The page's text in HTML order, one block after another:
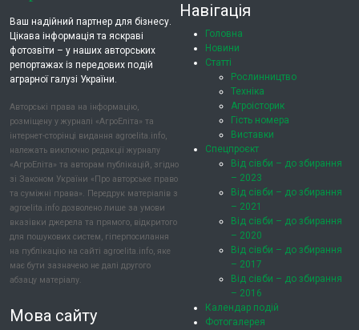
Ваш надійний партнер для бізнесу.
Цікава інформація та яскраві
фотозвіти – у наших авторських
репортажах із передових подій
аграрної галузі України.
Авторські права на інформацію,
розміщену у журналі «АгроЕліта» та
інтернет-сторінці видання agroelita.info,
належать виключно редакції журналу
«АгроЕліта» та авторам публікацій, згідно
зі Законом України «Про авторське право
та суміжні права». Передрук матеріалів з
agroelita.info дозволено лише за умови
вказівки джерела та прямого, відкритого
для пошукових систем, гіперпосилання
на публікацію на сайті agroelita.info, яке
має бути зазначено не далі другого
абзацу матеріалу.
Мова сайту
Навігація
Головна
Новини
Статті
Рослинництво
Техніка
Агроісторик
Гість номера
Виставки
Спецпроєкт
Від сівби – до збирання
– 2023
Від сівби – до збирання
– 2021
Від сівби – до збирання
– 2020
Від сівби – до збирання
– 2017
Від сівби – до збирання
– 2016
Календар подій
Фотогалерея